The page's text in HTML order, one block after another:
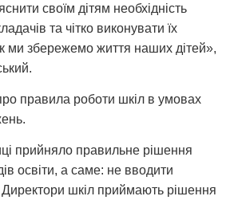
своїм дітям необхідність
та чітко виконувати їх
ми збережемо життя наших дітей»,
правила роботи шкіл в умовах
прийняло правильне рішення
освіти, а саме: не вводити
Директори шкіл приймають рішення